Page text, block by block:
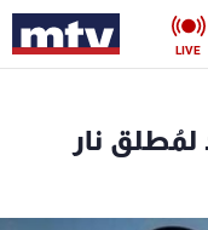
LIVE
لمُطلق نار